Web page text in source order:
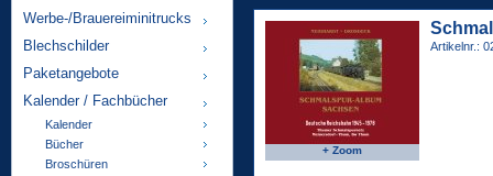
Werbe-/Brauereiminitrucks
Blechschilder
Paketangebote
Kalender / Fachbücher
Kalender
Bücher
Broschüren
+ Zoom
Artikelnr.: